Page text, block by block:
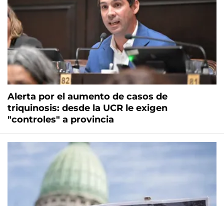
Alerta por el aumento de casos de
triquinosis: desde la UCR le exigen
"controles" a provincia